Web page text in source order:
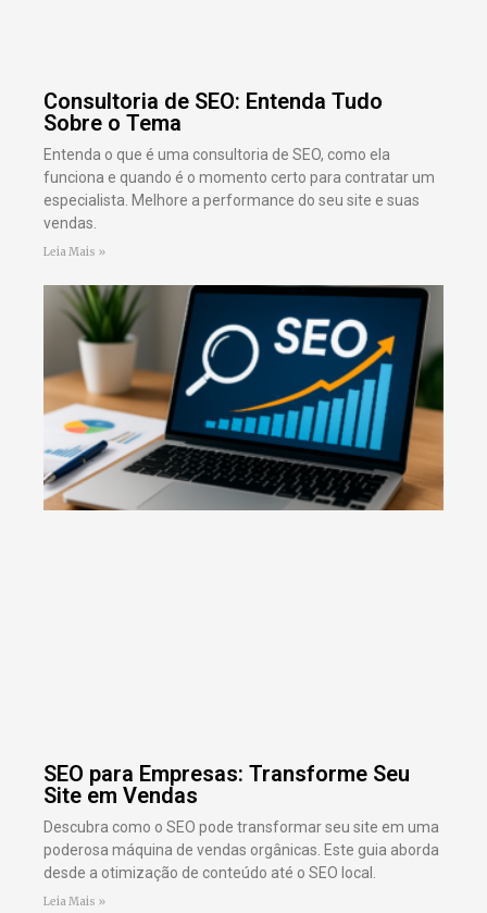
Consultoria de SEO: Entenda Tudo
Sobre o Tema
Entenda o que é uma consultoria de SEO, como ela
funciona e quando é o momento certo para contratar um
especialista. Melhore a performance do seu site e suas
vendas.
Leia Mais »
SEO para Empresas: Transforme Seu
Site em Vendas
Descubra como o SEO pode transformar seu site em uma
poderosa máquina de vendas orgânicas. Este guia aborda
desde a otimização de conteúdo até o SEO local.
Leia Mais »